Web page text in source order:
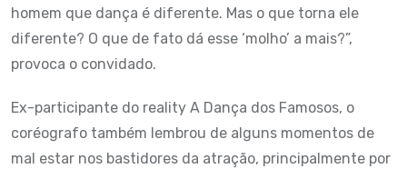
homem que dança é diferente. Mas o que torna ele
diferente? O que de fato dá esse ‘molho’ a mais?”,
provoca o convidado.
Ex-participante do reality A Dança dos Famosos, o
coréografo também lembrou de alguns momentos de
mal estar nos bastidores da atração, principalmente por